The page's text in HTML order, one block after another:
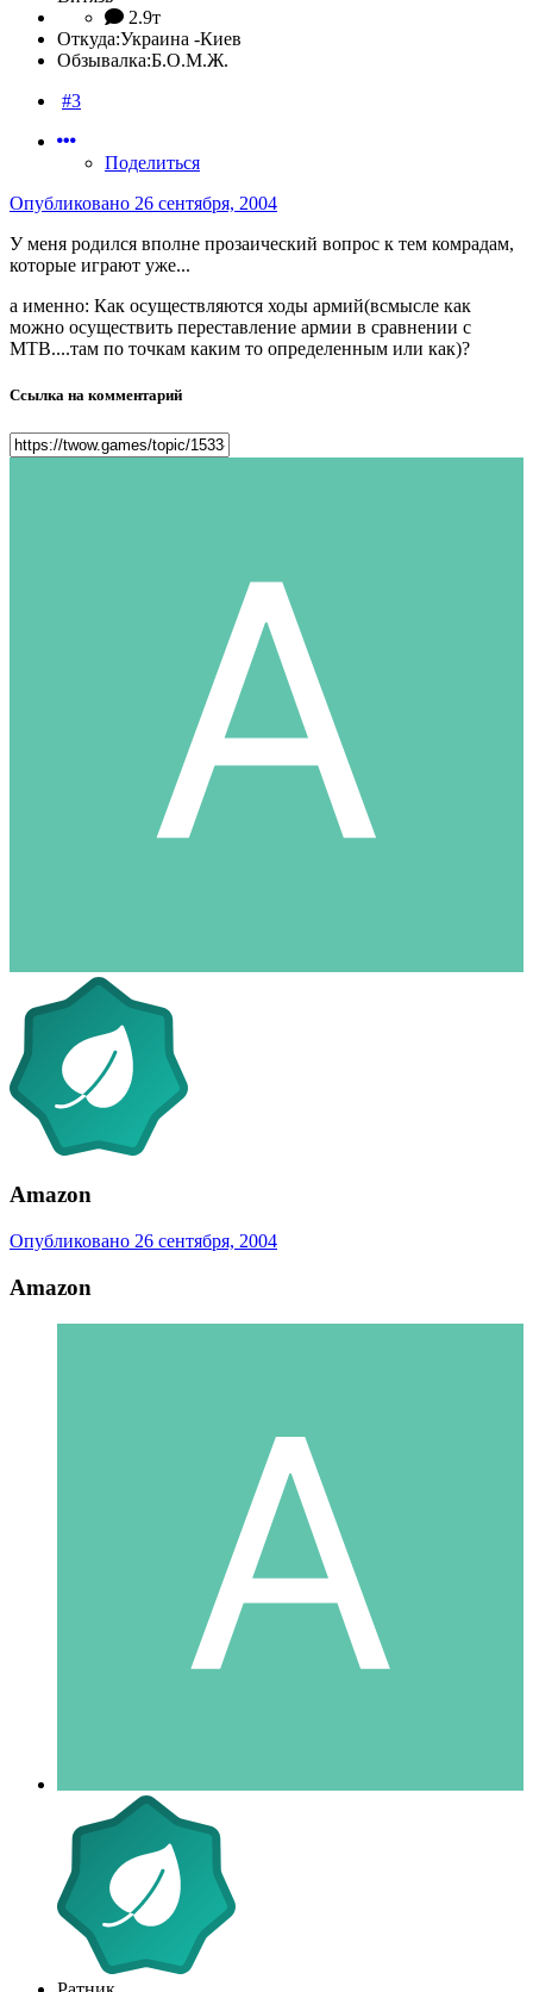
2.9т
Откуда:Украина -Киев
Обзывалка:Б.О.М.Ж.
#3
Поделиться
Опубликовано 26 сентября, 2004
У меня родился вполне прозаический вопрос к тем комрадам,
которые играют уже...
а именно: Как осуществляются ходы армий(всмысле как
можно осуществить переставление армии в сравнении с
МТВ....там по точкам каким то определенным или как)?
Ссылка на комментарий
Amazon
Опубликовано 26 сентября, 2004
Amazon